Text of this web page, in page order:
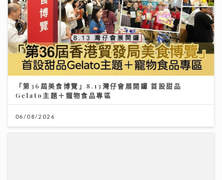
「第36屆美食博覽」8.13灣仔會展開鑼 首設甜品
Gelato主題＋寵物食品專區
06/08/2026